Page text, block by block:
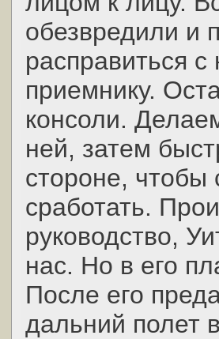
обезвредили и
расправиться
приемнику.
консоли.
ней, затем
стороне, чтобы
сработать.
руководство,
нас. Но в его
После его
дальний полет